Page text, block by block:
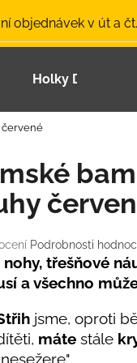
objednávek v út a čt.
Holky Dupeťačky
červené
Podrobnosti
nohy, třešňové
a všechno
jsme, oproti
máte stále
BAMBUSOVÉ